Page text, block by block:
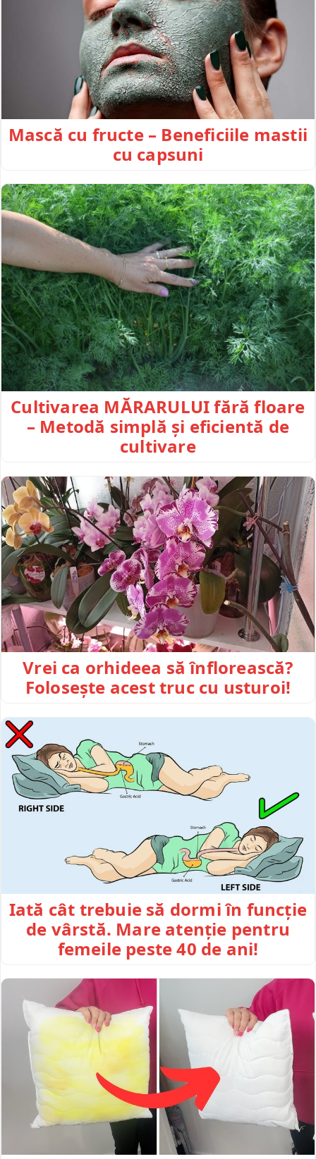
Mască cu fructe – Beneficiile mastii
cu capsuni
Cultivarea MĂRARULUI fără floare
– Metodă simplă și eficientă de
cultivare
Vrei ca orhideea să înflorească?
Folosește acest truc cu usturoi!
Iată cât trebuie să dormi în funcție
de vârstă. Mare atenție pentru
femeile peste 40 de ani!